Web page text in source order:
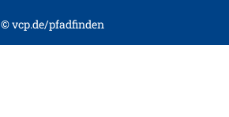
© vcp.de/pfadfinden